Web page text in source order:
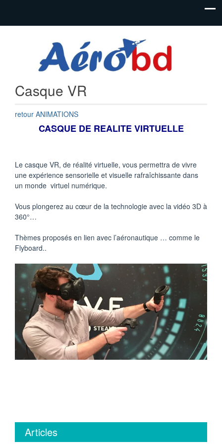
Festival
AéroBD
Istres
dessinées
aéronautiques
Casque VR
retour ANIMATIONS
CASQUE DE REALITE VIRTUELLE
Le casque VR, de réalité virtuelle, vous permettra de vivre
une expérience sensorielle et visuelle rafraîchissante dans
un monde virtuel numérique.
Vous plongerez au cœur de la technologie avec la vidéo 3D à
360°…
Thèmes proposés en lien avec l’aéronautique … comme le
Flyboard..
Articles